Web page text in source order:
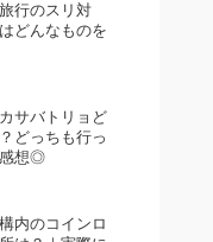
行のスリ対
どんなものを
サバトリョど
どっちも行っ
感想◎
内のコインロ